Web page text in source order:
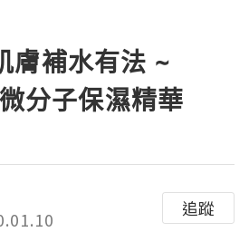
補水有法 ~
分子保濕精華
追蹤